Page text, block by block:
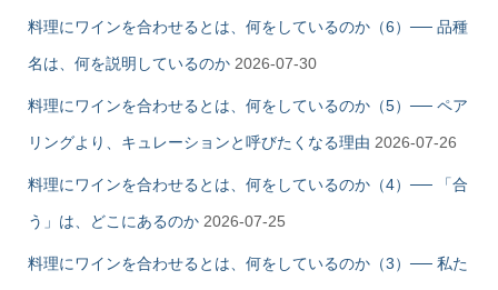
料理にワインを合わせるとは、何をしているのか（6）── 品種
名は、何を説明しているのか 2026-07-30
料理にワインを合わせるとは、何をしているのか（5）── ペア
リングより、キュレーションと呼びたくなる理由 2026-07-26
料理にワインを合わせるとは、何をしているのか（4）── 「合
う」は、どこにあるのか 2026-07-25
料理にワインを合わせるとは、何をしているのか（3）── 私た